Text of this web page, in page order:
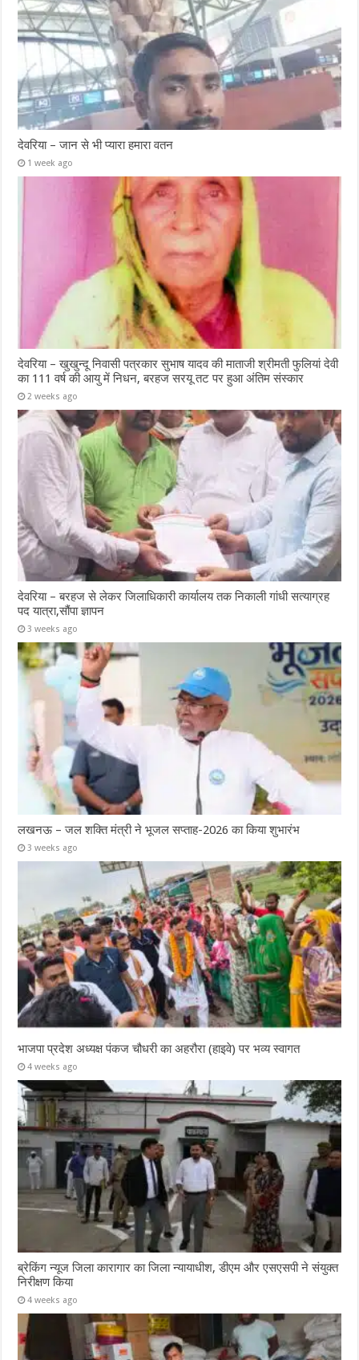
देवरिया – जान से भी प्यारा हमारा वतन
1 week ago
देवरिया – खुखुन्दू निवासी पत्रकार सुभाष यादव की माताजी श्रीमती फुलियां देवी
का 111 वर्ष की आयु में निधन, बरहज सरयू तट पर हुआ अंतिम संस्कार
2 weeks ago
देवरिया – बरहज से लेकर जिलाधिकारी कार्यालय तक निकाली गांधी सत्याग्रह
पद यात्रा,सौंपा ज्ञापन
3 weeks ago
लखनऊ – जल शक्ति मंत्री ने भूजल सप्ताह-2026 का किया शुभारंभ
3 weeks ago
भाजपा प्रदेश अध्यक्ष पंकज चौधरी का अहरौरा (हाइवे) पर भव्य स्वागत
4 weeks ago
ब्रेकिंग न्यूज जिला कारागार का जिला न्यायाधीश, डीएम और एसएसपी ने संयुक्त
निरीक्षण किया
4 weeks ago